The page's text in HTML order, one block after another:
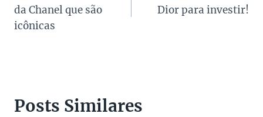
Post
da Chanel que são
icônicas
Dior para investir!
Posts Similares